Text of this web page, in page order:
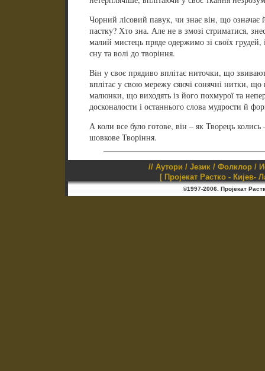
Чорний лісовий павук, чи знає він, що
пастку? Хто зна. Але не в змозі стриматися,
малий мистець пряде одержимо зі своїх грудей,
сну та волі до творіння.
Він у своє прядиво вплітає ниточки, що
вплітає у свою мережу сяючі сонячні нитки,
малюнки, що виходять із його похмурої та
досконалости і останнього слова мудрости й
А коли все було готове, він – як Творець
шовкове Творіння.
// Аутори / Језик / Фолклор /
[ Пројекат Растко - Кијев-
©1997-2006. Пројекат